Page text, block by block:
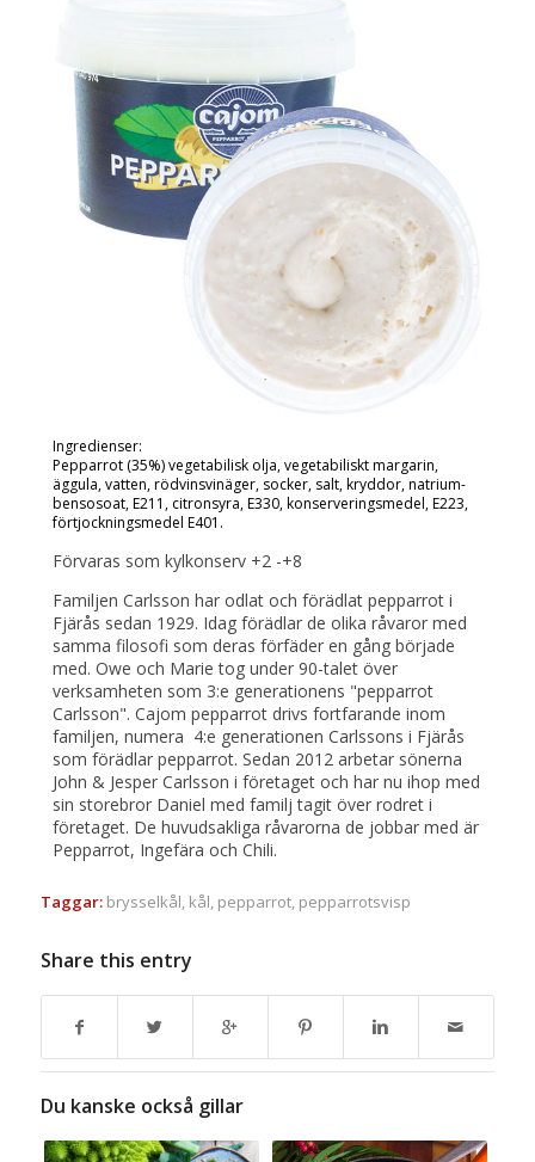
Ingredienser:
Pepparrot (35%) vegetabilisk olja, vegetabiliskt margarin,
äggula, vatten, rödvinsvinäger, socker, salt, kryddor, natrium-
bensosoat, E211, citronsyra, E330, konserveringsmedel, E223,
förtjockningsmedel E401.
Förvaras som kylkonserv +2 -+8
Familjen Carlsson har odlat och förädlat pepparrot i
Fjärås sedan 1929. Idag förädlar de olika råvaror med
samma filosofi som deras förfäder en gång började
med. Owe och Marie tog under 90-talet över
verksamheten som 3:e generationens "pepparrot
Carlsson". Cajom pepparrot drivs fortfarande inom
familjen, numera 4:e generationen Carlssons i Fjärås
som förädlar pepparrot. Sedan 2012 arbetar sönerna
John & Jesper Carlsson i företaget och har nu ihop med
sin storebror Daniel med familj tagit över rodret i
företaget. De huvudsakliga råvarorna de jobbar med är
Pepparrot, Ingefära och Chili.
Taggar: brysselkål, kål, pepparrot, pepparrotsvisp
Share this entry
Du kanske också gillar